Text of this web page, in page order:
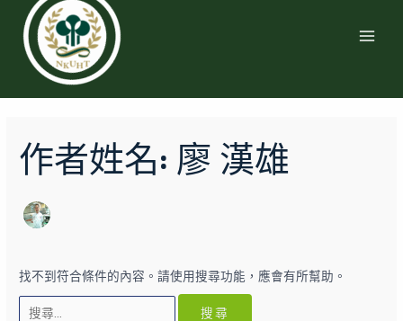
作者姓名: 廖 漢雄
找不到符合條件的內容。請使用搜尋功能，應會有所幫助。
關
鍵
字: